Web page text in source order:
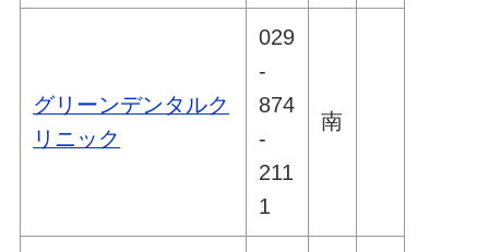
グリーンデンタルク
リニック
029
-
874
-
211
1
南